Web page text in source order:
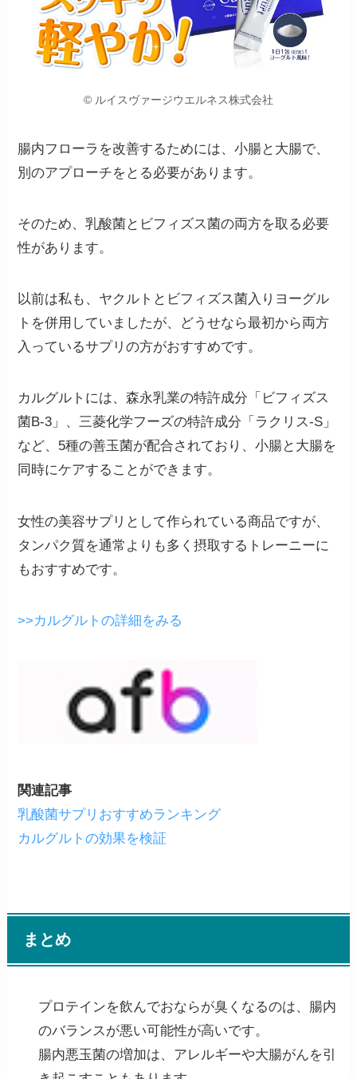
© ルイスヴァージウエルネス株式会社
腸内フローラを改善するためには、小腸と大腸で、
別のアプローチをとる必要があります。
そのため、乳酸菌とビフィズス菌の両方を取る必要
性があります。
以前は私も、ヤクルトとビフィズス菌入りヨーグル
トを併用していましたが、 どうせなら最初から両方
入っているサプリの方がおすすめです。
カルグルトには、森永乳業の特許成分 「ビフィズス
菌B-3」 、三菱化学フーズの特許成分 「ラクリス-S」
など、5種の善玉菌が配合されており、小腸と大腸を
同時にケアすることができます。
女性の美容サプリとして作られている商品ですが、
タンパク質を通常よりも多く摂取するトレーニーに
もおすすめです。
>>カルグルトの詳細をみる
関連記事
乳酸菌サプリおすすめランキング
カルグルトの効果を検証
まとめ
プロテインを飲んでおならが臭くなるのは、腸内
のバランスが悪い可能性が高いです。
腸内悪玉菌の増加は、アレルギーや大腸がんを引